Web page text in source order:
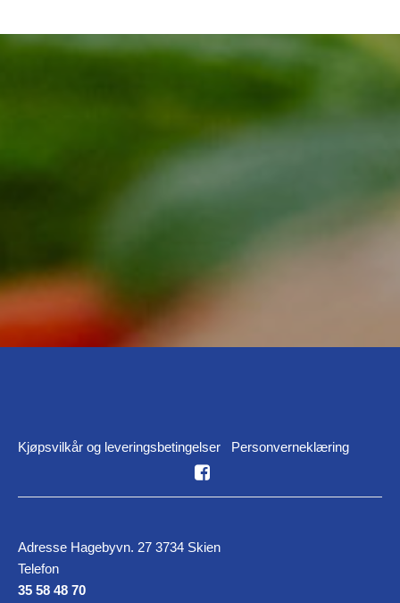
Kjøpsvilkår og leveringsbetingelser Personverneklæring
Adresse Hagebyvn. 27 3734 Skien
Telefon
35 58 48 70